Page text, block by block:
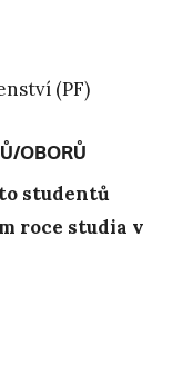
(PF)
OBORŮ
studentů
roce studia v